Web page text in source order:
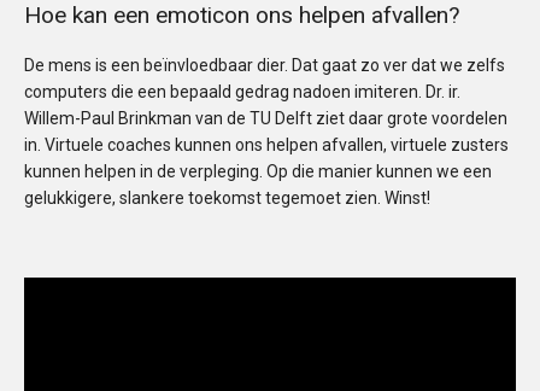
Hoe kan een emoticon ons helpen afvallen?
De mens is een beïnvloedbaar dier. Dat gaat zo ver dat we zelfs
computers die een bepaald gedrag nadoen imiteren. Dr. ir.
Willem-Paul Brinkman van de TU Delft ziet daar grote voordelen
in. Virtuele coaches kunnen ons helpen afvallen, virtuele zusters
kunnen helpen in de verpleging. Op die manier kunnen we een
gelukkigere, slankere toekomst tegemoet zien. Winst!